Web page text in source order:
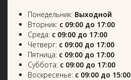
Понедельник: Выходной
Вторник: с 09:00 до 17:00
Среда: с 09:00 до 17:00
Четверг: с 09:00 до 17:00
Пятница: с 09:00 до 17:00
Суббота: с 09:00 до 17:00
Воскресенье: с 09:00 до 15:00